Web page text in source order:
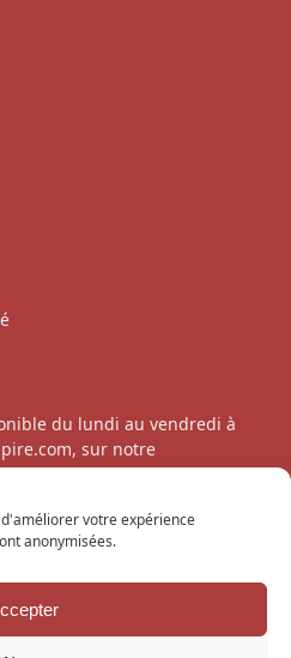
votre expérience
anonymisées.
du lundi au vendredi à
sur notre
au 06 10 14 34 64.